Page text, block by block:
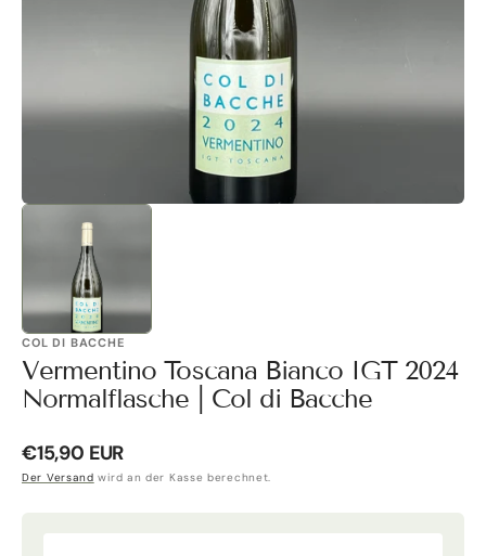
COL DI BACCHE
Vermentino Toscana Bianco IGT 2024
Normalflasche | Col di Bacche
Normaler
Preis
€15,90 EUR
Der Versand wird an der Kasse berechnet.
Galerieansicht
öffnen